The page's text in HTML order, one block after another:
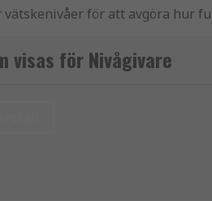
för att avgöra hur
som ska mätas, miljön
som används, såsom
visas för Nivågivare